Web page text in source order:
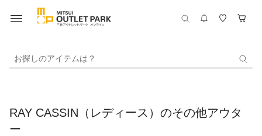
お探しのアイテムは？
RAY CASSIN（レディース）のその他アウタ
ー